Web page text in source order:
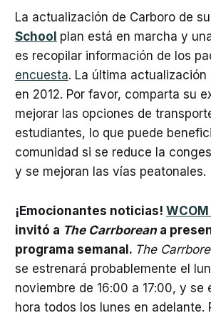
La actualización de Carboro de su
School plan está en marcha y
es recopilar información de los
encuesta. La última
en 2012. Por favor, comparta su
mejorar las opciones de
estudiantes, lo que puede
comunidad si se reduce la
y se mejoran las vías peatonales.
¡Emocionantes noticias! WCOM
invitó a The Carrboreana
programa semanal. The
se estrenará probablemente el
noviembre de 16:00 a 17:00, y se
hora todos los lunes en adelante.